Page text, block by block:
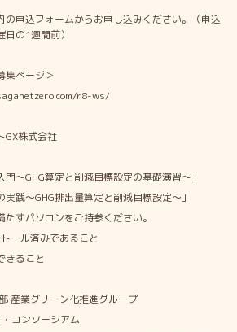
申込フォームからお申し込みください。（申込
の1週間前）
集ページ＞
r8-ws/
GX株式会社
～GHG算定と削減目標設定の基礎演習～」
践～GHG排出量算定と削減目標設定～」
すパソコンをご持参ください。
ル済みであること
ること
産業グリーン化推進グループ
コンソーシアム